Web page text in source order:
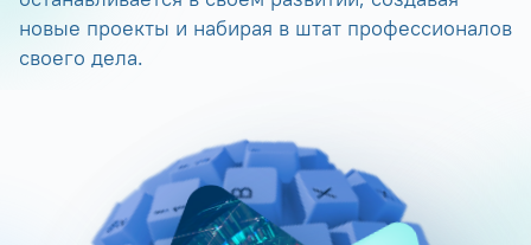
новые проекты и набирая в штат профессионалов
своего дела.